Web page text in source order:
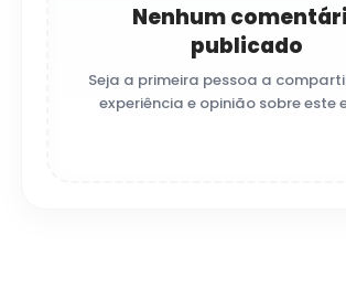
Nenhum
publicado
Seja a primeira pessoa a
experiência e opinião sobre este